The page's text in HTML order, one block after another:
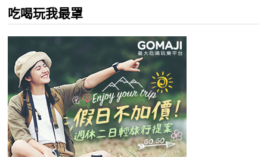
吃喝玩我最罩